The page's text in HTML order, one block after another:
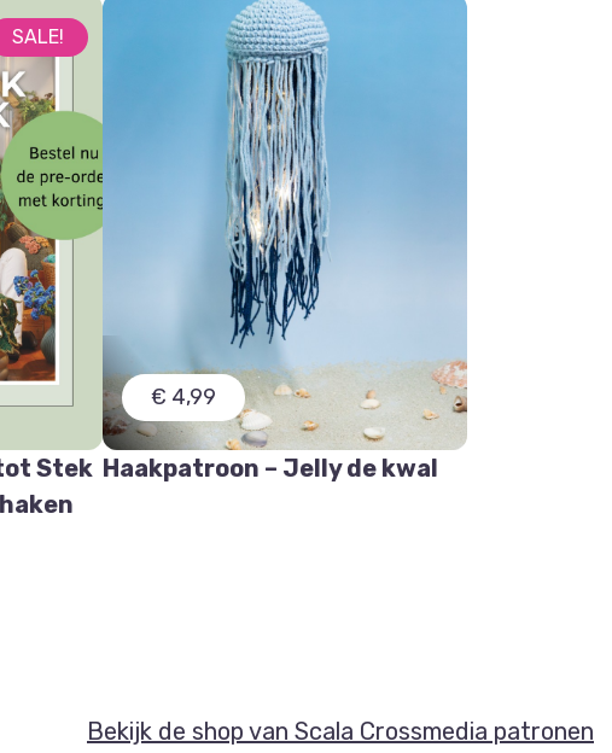
SALE!
Stek
€ 4,99
Haakpatroon – Jelly de kwal
Bekijk de shop van Scala Crossmedia patronen